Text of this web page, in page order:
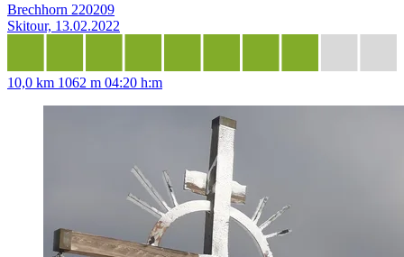
Brechhorn 220209
Skitour, 13.02.2022
10,0 km 1062 m 04:20 h:m